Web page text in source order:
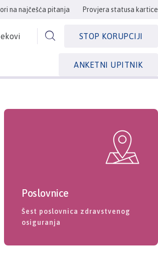
na najčešća pitanja Provjera statusa kartice
STOP KORUPCIJI
ANKETNI UPITNIK
Poslovnice
Šest poslovnica zdravstvenog
osiguranja